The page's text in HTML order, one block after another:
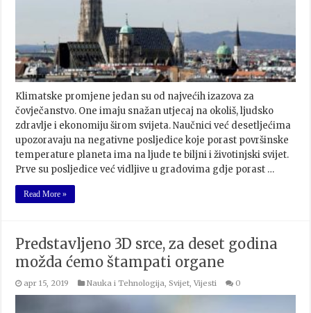
Klimatske promjene jedan su od najvećih izazova za
čovječanstvo. One imaju snažan utjecaj na okoliš, ljudsko
zdravlje i ekonomiju širom svijeta. Naučnici već desetljećima
upozoravaju na negativne posljedice koje porast površinske
temperature planeta ima na ljude te biljni i životinjski svijet.
Prve su posljedice već vidljive u gradovima gdje porast …
Read More »
Predstavljeno 3D srce, za deset godina
možda ćemo štampati organe
apr 15, 2019 Nauka i Tehnologija,Svijet,Vijesti 0